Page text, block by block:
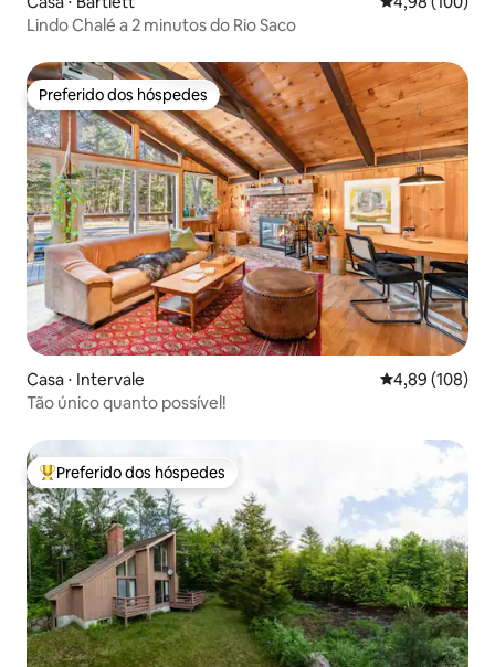
Lindo Chalé a 2 minutos do Rio Saco
Preferido dos hóspedes
Preferido dos hóspedes
Casa ⋅ Intervale 4,89 de uma
4,89 (108)
Tão único quanto possível!
Entre os melhores preferidos dos hóspedes
Preferido dos hóspedes